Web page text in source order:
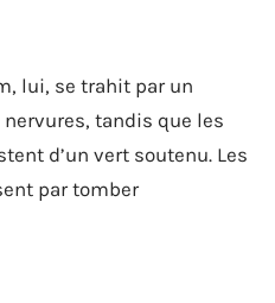
lui, se trahit par un
tandis que les
d’un vert soutenu. Les
par tomber